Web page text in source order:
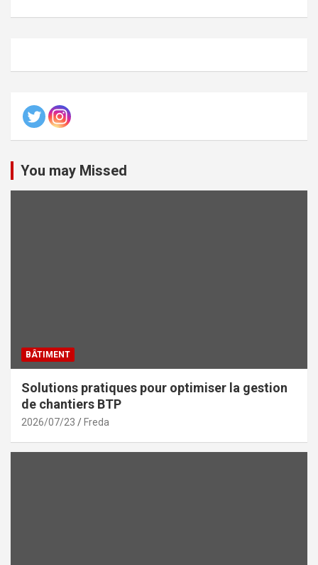
You may Missed
BÂTIMENT
Solutions pratiques pour optimiser la gestion
de chantiers BTP
2026/07/23 Freda